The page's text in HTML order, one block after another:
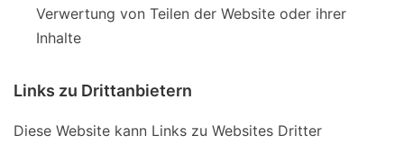
Verwertung von Teilen der Website oder ihrer
Inhalte
Links zu Drittanbietern
Diese Website kann Links zu Websites Dritter